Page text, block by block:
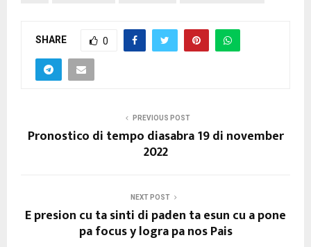
SHARE 0
PREVIOUS POST
Pronostico di tempo diasabra 19 di november
2022
NEXT POST
E presion cu ta sinti di paden ta esun cu a pone
pa focus y logra pa nos Pais